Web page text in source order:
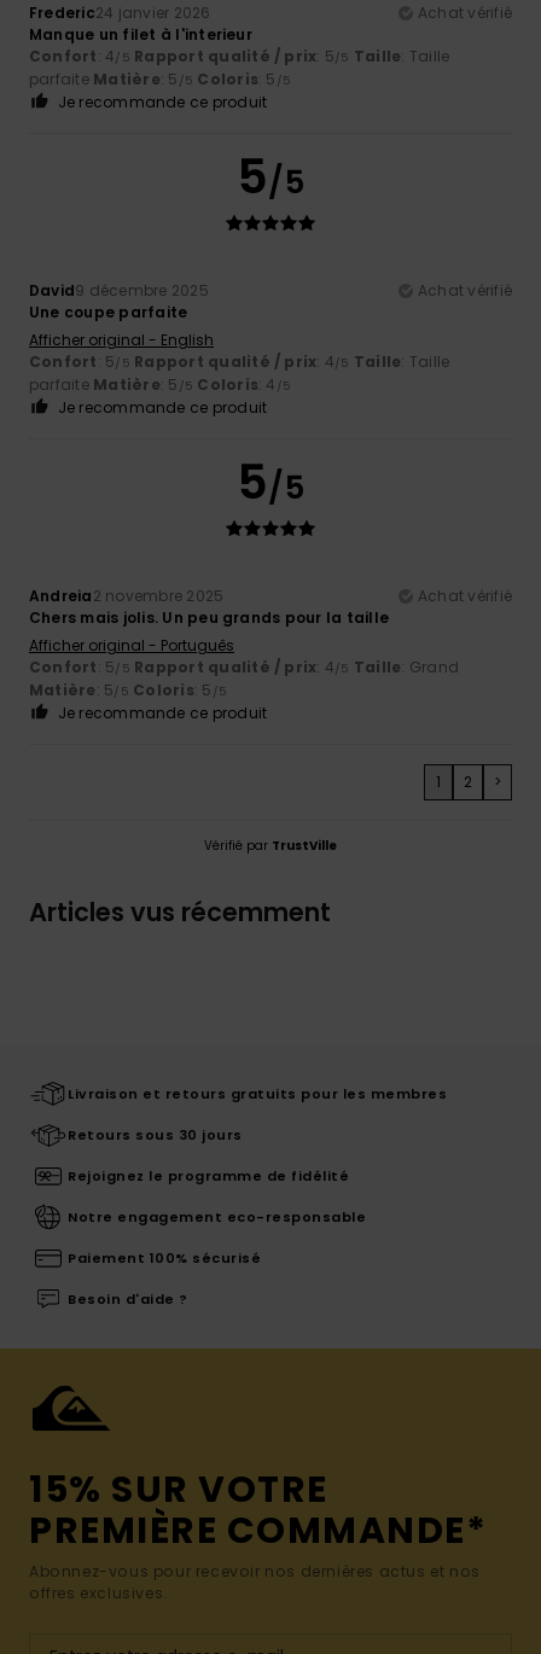
Frederic24 janvier 2026
Achat vérifié
Manque un filet à l'interieur
Confort: 4/5 Rapport qualité / prix: 5/5 Taille: Taille
parfaite Matière: 5 /5 Coloris: 5 /5
Je recommande ce produit
5/5
David9 décembre 2025
Achat vérifié
Une coupe parfaite
Afficher original - English
Confort: 5/5 Rapport qualité / prix: 4/5 Taille: Taille
parfaite Matière: 5 /5 Coloris: 4 /5
Je recommande ce produit
5/5
Andreia2 novembre 2025
Achat vérifié
Chers mais jolis. Un peu grands pour la taille
Afficher original - Português
Confort: 5/5 Rapport qualité / prix: 4/5 Taille: Grand
Matière: 5/5 Coloris: 5 /5
Je recommande ce produit
1 2 >
Vérifié par TrustVille
Articles vus récemment
Livraison et retours gratuits pour les membres
Retours sous 30 jours
Rejoignez le programme de fidélité
Notre engagement eco-responsable
Paiement 100% sécurisé
Besoin d'aide ?
15% SUR VOTRE
PREMIÈRE COMMANDE*
Abonnez-vous pour recevoir nos dernières actus et nos
offres exclusives.